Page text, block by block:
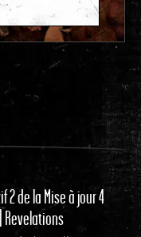
id,” ajoute
“Elle m'a
et a toujours eu
à me
dans ma
du
de la Mise à jour 4
Revelations